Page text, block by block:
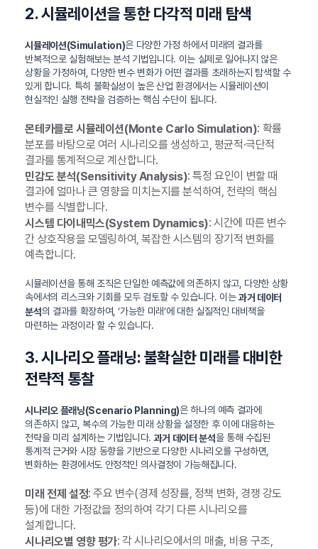
2. 시뮬레이션을 통한 다각적 미래 탐색
시뮬레이션(Simulation)은 다양한 가정 하에서 미래의 결과를
반복적으로 실험해보는 분석 기법입니다. 이는 실제로 일어나지 않은
상황을 가정하여, 다양한 변수 변화가 어떤 결과를 초래하는지 탐색할 수
있게 합니다. 특히 불확실성이 높은 산업 환경에서는 시뮬레이션이
현실적인 실행 전략을 검증하는 핵심 수단이 됩니다.
몬테카를로 시뮬레이션(Monte Carlo Simulation): 확률
분포를 바탕으로 여러 시나리오를 생성하고, 평균적·극단적
결과를 통계적으로 계산합니다.
민감도 분석(Sensitivity Analysis): 특정 요인이 변할 때
결과에 얼마나 큰 영향을 미치는지를 분석하여, 전략의 핵심
변수를 식별합니다.
시스템 다이내믹스(System Dynamics): 시간에 따른 변수
간 상호작용을 모델링하여, 복잡한 시스템의 장기적 변화를
예측합니다.
시뮬레이션을 통해 조직은 단일한 예측값에 의존하지 않고, 다양한 상황
속에서의 리스크와 기회를 모두 검토할 수 있습니다. 이는과거 데이터
분석의 결과를 확장하여, ‘가능한 미래’에 대한 실질적인 대비책을
마련하는 과정이라 할 수 있습니다.
3. 시나리오 플래닝: 불확실한 미래를 대비한
전략적 통찰
시나리오 플래닝(Scenario Planning)은 하나의 예측 결과에
의존하지 않고, 복수의 가능한 미래 상황을 설정한 후 이에 대응하는
전략을 미리 설계하는 기법입니다. 과거 데이터 분석을 통해 수집된
통계적 근거와 시장 동향을 기반으로 다양한 시나리오를 구성하면,
변화하는 환경에서도 안정적인 의사결정이 가능해집니다.
미래 전제 설정: 주요 변수(경제 성장률, 정책 변화, 경쟁 강도
등)에 대한 가정값을 정의하여 각기 다른 시나리오를
설계합니다.
시나리오별 영향 평가: 각 시나리오에서의 매출, 비용 구조,